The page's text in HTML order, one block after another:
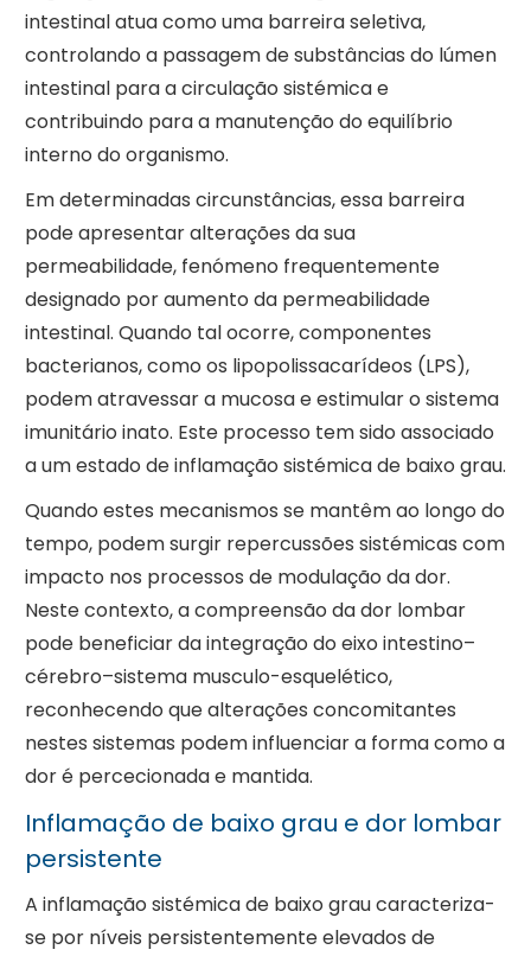
intestinal atua como uma barreira seletiva,
controlando a passagem de substâncias do lúmen
intestinal para a circulação sistémica e
contribuindo para a manutenção do equilíbrio
interno do organismo.
Em determinadas circunstâncias, essa barreira
pode apresentar alterações da sua
permeabilidade, fenómeno frequentemente
designado por aumento da permeabilidade
intestinal. Quando tal ocorre, componentes
bacterianos, como os lipopolissacarídeos (LPS),
podem atravessar a mucosa e estimular o sistema
imunitário inato. Este processo tem sido associado
a um estado de inflamação sistémica de baixo grau.
Quando estes mecanismos se mantêm ao longo do
tempo, podem surgir repercussões sistémicas com
impacto nos processos de modulação da dor.
Neste contexto, a compreensão da dor lombar
pode beneficiar da integração do eixo intestino–
cérebro–sistema musculo-esquelético,
reconhecendo que alterações concomitantes
nestes sistemas podem influenciar a forma como a
dor é percecionada e mantida.
Inflamação de baixo grau e dor lombar
persistente
A inflamação sistémica de baixo grau caracteriza-
se por níveis persistentemente elevados de